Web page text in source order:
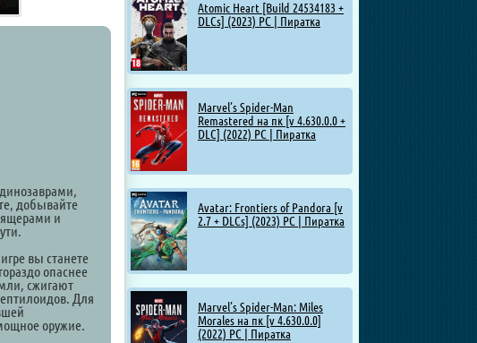
Atomic Heart [Build 24534183 +
DLCs] (2023) PC | Пиратка
Marvel’s Spider-Man
Remastered на пк [v 4.630.0.0 +
DLC] (2022) PC | Пиратка
Avatar: Frontiers of Pandora [v
2.7 + DLCs] (2023) PC | Пиратка
Marvel’s Spider-Man: Miles
Morales на пк [v 4.630.0.0]
(2022) PC | Пиратка
добывайте
ящерами и
вы станете
опаснее
сжигают
Для
оружие.